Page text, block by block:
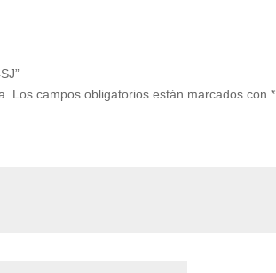
Los campos obligatorios están marcados con*